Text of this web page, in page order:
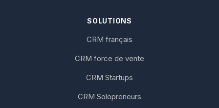
SOLUTIONS
CRM français
CRM force de vente
CRM Startups
CRM Solopreneurs